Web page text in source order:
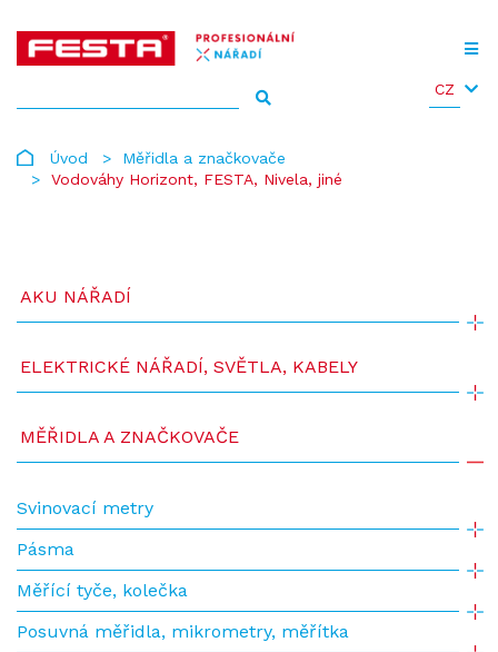
CZ
Úvod
Měřidla a značkovače
Vodováhy Horizont, FESTA, Nivela, jiné
AKU NÁŘADÍ
ELEKTRICKÉ NÁŘADÍ, SVĚTLA, KABELY
MĚŘIDLA A ZNAČKOVAČE
Svinovací metry
Pásma
Měřící tyče, kolečka
Posuvná měřidla, mikrometry, měřítka